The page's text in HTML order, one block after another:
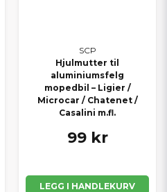
SCP
Hjulmutter til
aluminiumsfelg
mopedbil – Ligier /
Microcar / Chatenet /
Casalini m.fl.
99 kr
LEGG I HANDLEKURV